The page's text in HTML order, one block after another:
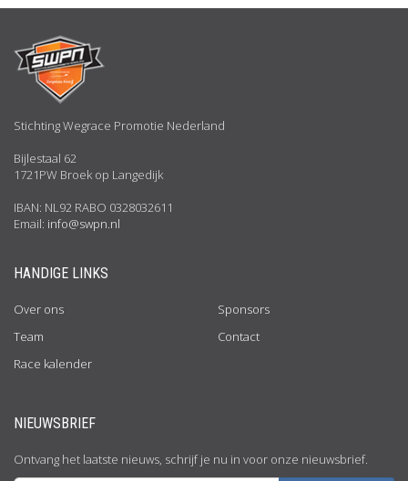
Stichting Wegrace Promotie Nederland
Bijlestaal 62
1721PW Broek op Langedijk
IBAN: NL92 RABO 0328032611
Email: info@swpn.nl
HANDIGE LINKS
Over ons
Team
Race kalender
Sponsors
Contact
NIEUWSBRIEF
Ontvang het laatste nieuws, schrijf je nu in voor onze nieuwsbrief.